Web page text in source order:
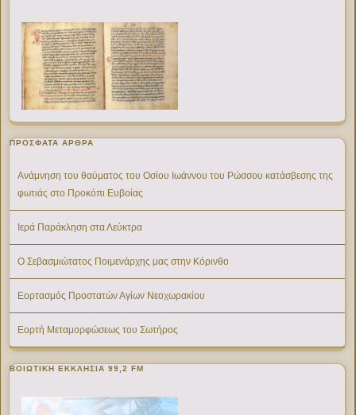
ΠΡΌΣΦΑΤΑ ΆΡΘΡΑ
Ανάμνηση του θαύματος του Οσίου Ιωάννου του Ρώσσου κατάσβεσης της
φωτιάς στο Προκόπι Ευβοίας
Ιερά Παράκληση στα Λεύκτρα
Ο Σεβασμιώτατος Ποιμενάρχης μας στην Κόρινθο
Εορτασμός Προστατών Αγίων Νεοχωρακίου
Εορτή Μεταμορφώσεως του Σωτήρος
ΒΟΙΩΤΙΚΉ ΕΚΚΛΗΣΊΑ 99,2 FM